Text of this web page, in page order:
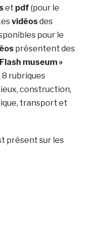
et pdf (pour le
vidéosdes
pour le
présentent des
museum »
rubriques
construction,
transport et
présent sur les